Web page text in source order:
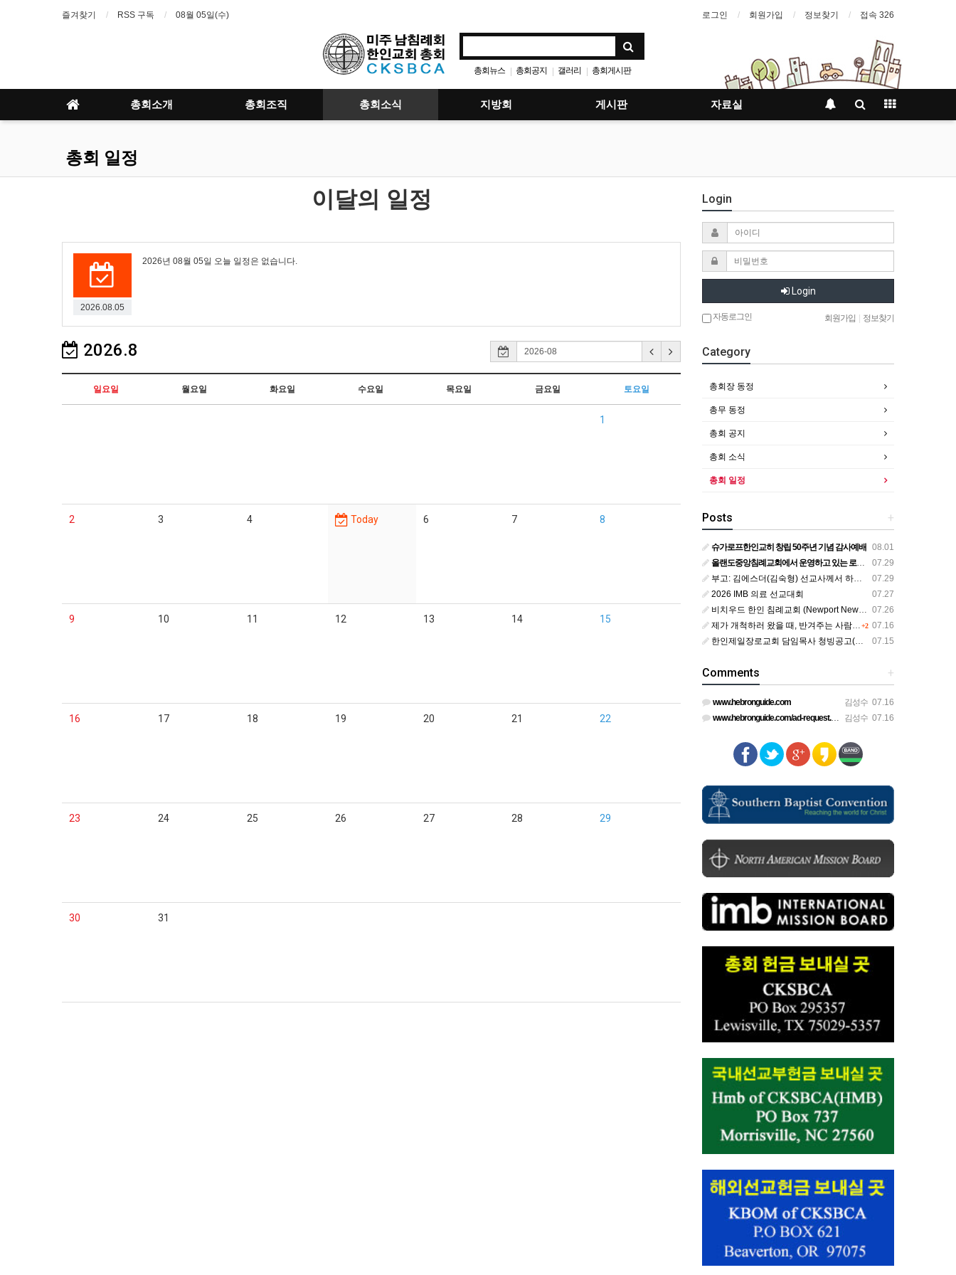
즐겨찾기 RSS 구독 08월 05일(수) 로그인 회원가입 정보찾기 접속 326
총회뉴스 | 총회공지 | 갤러리 | 총회게시판
총회소개 총회조직 총회소식 지방회 게시판 자료실
총회 일정
이달의 일정
2026.08.05
2026년 08월 05일 오늘 일정은 없습니다.
2026.8
일요일 월요일 화요일 수요일 목요일 금요일 토요일
1
2 3 4 Today 6 7 8
9 10 11 12 13 14 15
16 17 18 19 20 21 22
23 24 25 26 27 28 29
30 31
Login
Login
자동로그인 회원가입 정보찾기
Category
총회장 동정
총무 동정
총회 공지
총회 소식
총회 일정
+
Posts
08.01
슈가로프한인교히 창립 50주년 기념 감사예배
07.29
올랜도중앙침례교회에서 운영하고 있는 로뎀선교관을 소개해 드립니다
07.29
부고: 김에스더(김숙형) 선교사께서 하나님의 부르심을 받았습니다.
07.27
2026 IMB 의료 선교대회
07.26
비치우드 한인 침례교회 (Newport News, Virginia) 담임목사 청빙
+2 07.16
제가 개척하러 왔을 때, 반겨주는 사람이 없었습니다.
07.15
한인제일장로교회 담임목사 청빙공고(교단 변경 가능한 교회)
+
Comments
김성수 07.16
www.hebronguide.com
김성수 07.16
www.hebronguide.com/ad-request.html